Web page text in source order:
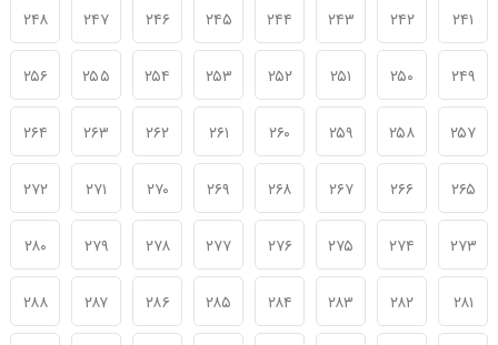
۲۴۱ ۲۴۲ ۲۴۳ ۲۴۴ ۲۴۵ ۲۴۶ ۲۴۷ ۲۴۸
۲۴۹ ۲۵۰ ۲۵۱ ۲۵۲ ۲۵۳ ۲۵۴ ۲۵۵ ۲۵۶
۲۵۷ ۲۵۸ ۲۵۹ ۲۶۰ ۲۶۱ ۲۶۲ ۲۶۳ ۲۶۴
۲۶۵ ۲۶۶ ۲۶۷ ۲۶۸ ۲۶۹ ۲۷۰ ۲۷۱ ۲۷۲
۲۷۳ ۲۷۴ ۲۷۵ ۲۷۶ ۲۷۷ ۲۷۸ ۲۷۹ ۲۸۰
۲۸۱ ۲۸۲ ۲۸۳ ۲۸۴ ۲۸۵ ۲۸۶ ۲۸۷ ۲۸۸